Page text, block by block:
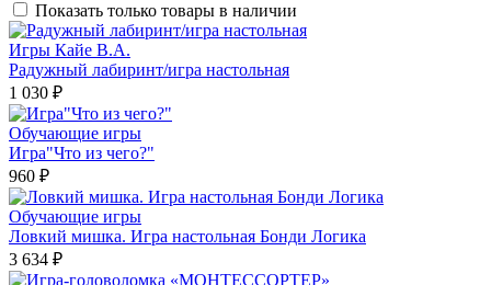
Показать только товары в наличии
Игры Кайе В.А.
Радужный лабиринт/игра настольная
1 030 ₽
Обучающие игры
Игра"Что из чего?"
960 ₽
Обучающие игры
Ловкий мишка. Игра настольная Бонди Логика
3 634 ₽